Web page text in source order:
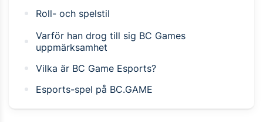
Roll- och spelstil
Varför han drog till sig BC Games
uppmärksamhet
Vilka är BC Game Esports?
Esports-spel på BC.GAME